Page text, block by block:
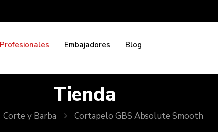
Profesionales Embajadores Blog
Tienda
Corte y Barba Cortapelo GBS Absolute Smooth